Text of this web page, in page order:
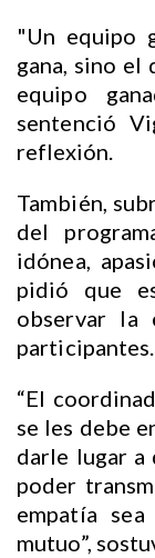
"Un equipo
gana, sino el
equipo
sentenció
reflexión.
También,
del
idónea,
pidió que
observar la
participantes.
“El
se les debe
darle lugar a
poder
empatía
mutuo”,